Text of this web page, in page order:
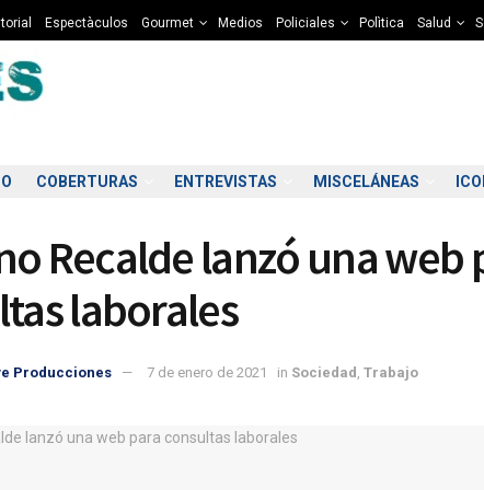
Espectàculos Gourmet Medios Policiales Polìtica Salud
COBERTURAS ENTREVISTAS MISCELÁNEAS
Recalde lanzó una web
laborales
Producciones 7 de enero de 2021 in Sociedad Trabajo
5°C 5°C 6°C 7°C
11:00 12:00